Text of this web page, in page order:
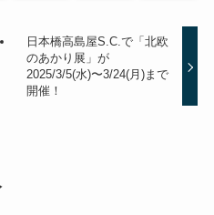
日本橋高島屋S.C.で「北欧
のあかり展」が
2025/3/5(水)〜3/24(月)まで
開催！